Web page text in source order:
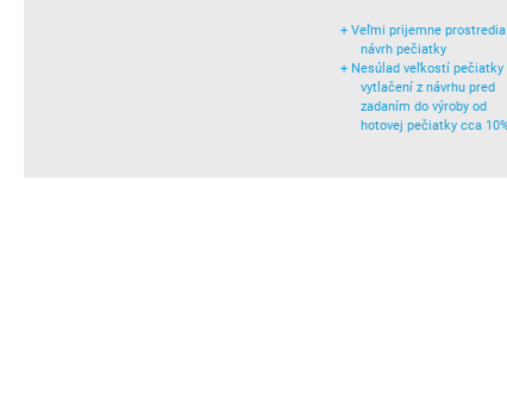
+ Veľmi prijemne
návrh pečiatky
+ Nesúlad veľkostí pečiatky
vytlačení z návrhu pred
zadaním do výroby od
hotovej pečiatky cca